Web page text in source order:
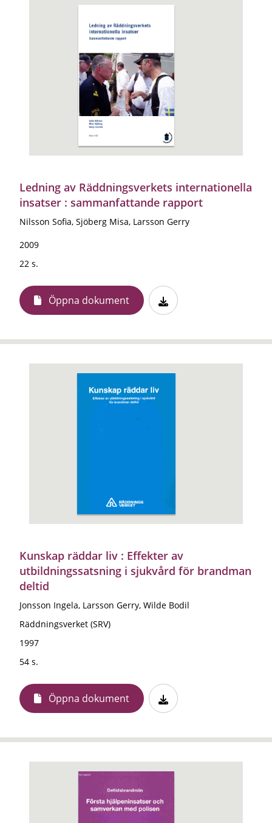
Ledning av Räddningsverkets internationella
insatser : sammanfattande rapport
Nilsson Sofia, Sjöberg Misa, Larsson Gerry
2009
22 s.
Öppna dokument
Kunskap räddar liv : Effekter av
utbildningssatsning i sjukvård för brandman
deltid
Jonsson Ingela, Larsson Gerry, Wilde Bodil
Räddningsverket (SRV)
1997
54 s.
Öppna dokument